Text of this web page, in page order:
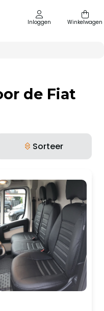
Inloggen Winkelwagen
de Fiat
Sorteer